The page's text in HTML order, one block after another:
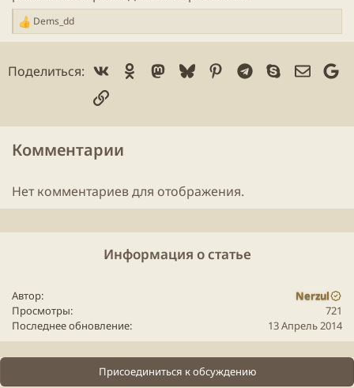
Р
е
к
:
Dems_dd
Поделиться: Vk Ok Mastodon
BlueskyPinterest
Telegram
Skype
Ссылка
Комментарии
Нет комментариев для отображения.
Информация о статье
Автор
Nerzul
Просмотры
721
Последнее обновление
13 Апрель 2014
Присоединиться к обсуждению